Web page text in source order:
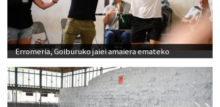
Erromeria, Goiburuko jaiei amaiera emateko